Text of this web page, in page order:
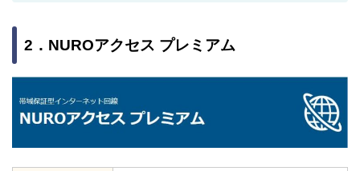
2．NUROアクセス プレミアム